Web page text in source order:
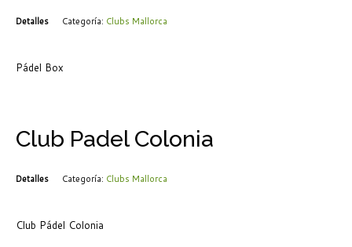
Detalles Categoría: Clubs Mallorca
Pádel Box
Club Padel Colonia
Detalles Categoría: Clubs Mallorca
Club Pádel Colonia